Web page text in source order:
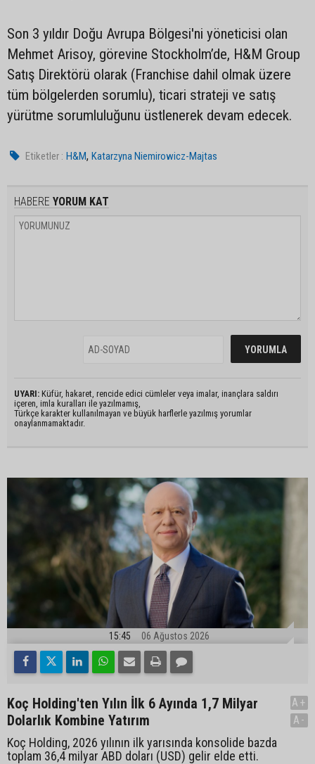
Son 3 yıldır Doğu Avrupa Bölgesi'ni yöneticisi olan
Mehmet Arisoy, görevine Stockholm’de, H&M Group
Satış Direktörü olarak (Franchise dahil olmak üzere
tüm bölgelerden sorumlu), ticari strateji ve satış
yürütme sorumluluğunu üstlenerek devam edecek.
Etiketler : H&M,Katarzyna Niemirowicz-Majtas
HABERE YORUM KAT
UYARI: Küfür, hakaret, rencide edici cümleler veya imalar, inançlara saldırı
içeren, imla kuralları ile yazılmamış,
Türkçe karakter kullanılmayan ve büyük harflerle yazılmış yorumlar
onaylanmamaktadır.
15:45 06 Ağustos 2026
Koç Holding'ten Yılın İlk 6 Ayında 1,7 Milyar
Dolarlık Kombine Yatırım
Koç Holding, 2026 yılının ilk yarısında konsolide bazda
toplam 36,4 milyar ABD doları (USD) gelir elde etti.
A+
A-